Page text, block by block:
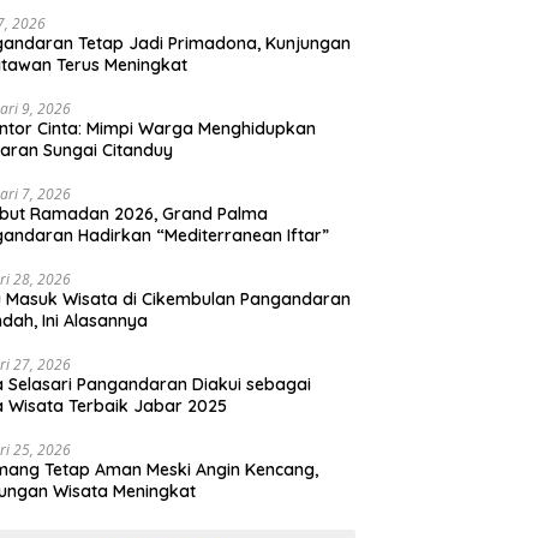
2026
Tetap Jadi Primadona, Kunjungan
Terus Meningkat
9, 2026
Cinta: Mimpi Warga Menghidupkan
Sungai Citanduy
7, 2026
Ramadan 2026, Grand Palma
Hadirkan “Mediterranean Iftar”
28, 2026
Masuk Wisata di Cikembulan Pangandaran
Ini Alasannya
27, 2026
Selasari Pangandaran Diakui sebagai
Wisata Terbaik Jabar 2025
25, 2026
Tetap Aman Meski Angin Kencang,
Wisata Meningkat